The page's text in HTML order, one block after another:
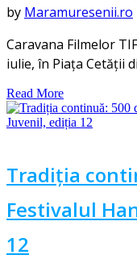
by Maramuresenii.ro
Caravana Filmelor
iulie, în Piața Cetății
Read More
Tradiția
Festivalul
12